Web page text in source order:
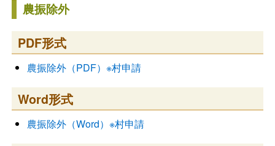
農振除外
PDF形式
農振除外（PDF）※村申請
Word形式
農振除外（Word）※村申請